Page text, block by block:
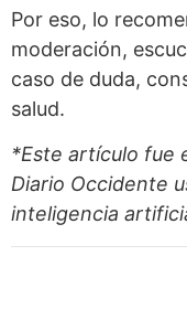
Por eso, lo
moderación,
caso de duda,
salud.
*Este artículo fue
Diario Occidente
inteligencia